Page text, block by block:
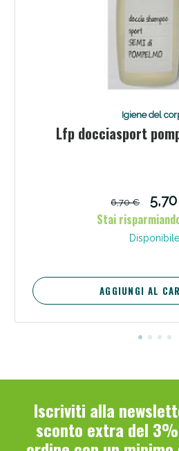
Igiene del
Lfp docciasport
6,70 €
Stai
Disponibile
AGGIUNGI AL
Iscriviti alla
sconto extra del